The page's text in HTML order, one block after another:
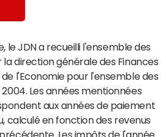
le JDN a recueilli l'ensemble des
direction générale des Finances
l'Economie pour l'ensemble des
Les années mentionnées
aux années de paiement
calculé en fonction des revenus
Les impôts de l'année